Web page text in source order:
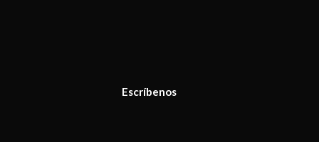
Escríbenos